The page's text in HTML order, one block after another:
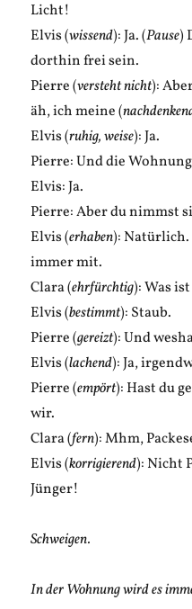
Licht!
Elvis (wissend): Ja. (Pause)
dorthin frei sein.
Pierre (versteht nicht):
äh, ich meine (
Elvis (ruhig, weise): Ja.
Pierre: Und die
Elvis: Ja.
Pierre: Aber du nimmst
Elvis (erhaben):
immer mit.
Clara (ehrfürchtig): Was
Elvis (bestimmt): Staub.
Pierre (gereizt): Und
Elvis (lachend): Ja,
Pierre (empört): Hast du
wir.
Clara (fern): Mhm,
Elvis (korrigierend): Nicht
Jünger!
Schweigen.
In der Wohnung wird es